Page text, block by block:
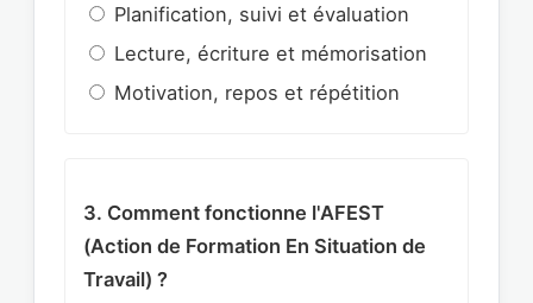
Planification, suivi et évaluation
Lecture, écriture et mémorisation
Motivation, repos et répétition
3. Comment fonctionne l'AFEST
(Action de Formation En Situation de
Travail) ?